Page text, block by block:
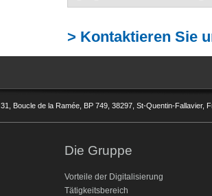
> Kontaktieren Sie
31, Boucle de la Ramée, BP 749, 38297, St-Quentin-
Die Gruppe
Vorteile der Digitalisierung
Tätigkeitsbereich